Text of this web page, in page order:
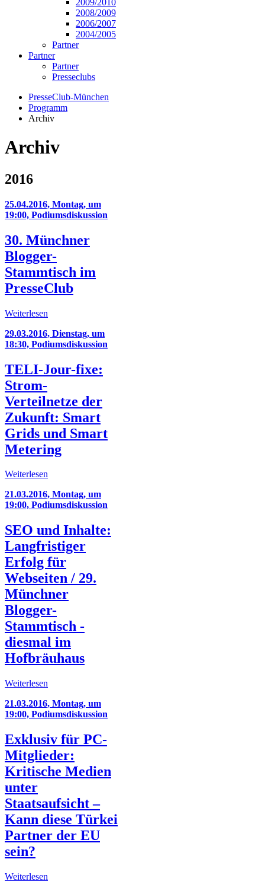
2009/2010
2008/2009
2006/2007
2004/2005
Partner
Partner
Partner
Presseclubs
PresseClub-München
Programm
Archiv
Archiv
2016
25.04.2016, Montag, um
19:00, Podiumsdiskussion
30. Münchner
Blogger-
Stammtisch im
PresseClub
Weiterlesen
29.03.2016, Dienstag, um
18:30, Podiumsdiskussion
TELI-Jour-fixe:
Strom-
Verteilnetze der
Zukunft: Smart
Grids und Smart
Metering
Weiterlesen
21.03.2016, Montag, um
19:00, Podiumsdiskussion
SEO und Inhalte:
Langfristiger
Erfolg für
Webseiten / 29.
Münchner
Blogger-
Stammtisch -
diesmal im
Hofbräuhaus
Weiterlesen
21.03.2016, Montag, um
19:00, Podiumsdiskussion
Exklusiv für PC-
Mitglieder:
Kritische Medien
unter
Staatsaufsicht –
Kann diese Türkei
Partner der EU
sein?
Weiterlesen